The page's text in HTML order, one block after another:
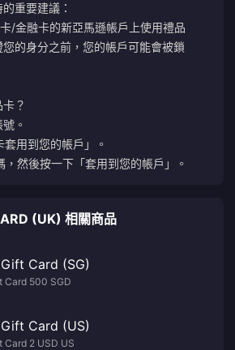
重要建議：
/金融卡的新亞馬遜帳戶上使用禮品
的身分之前，您的帳戶可能會被鎖
？
。
用到您的帳戶」。
然後按一下「套用到您的帳戶」。
(UK) 相關商品
Card (SG)
Card 500 SGD
Card (US)
Card 2 USD US